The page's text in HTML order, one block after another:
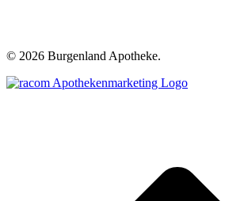
© 2026 Burgenland Apotheke.